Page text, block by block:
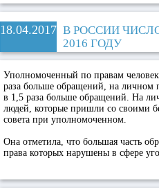
18.04.2017 В РОССИИ
2016 ГОДУ
Уполномоченный по правам
раза больше обращений, на личном
в 1,5 раза больше обращений. На
людей, которые пришли со своими
совета при уполномоченном.
Она отметила, что большая часть
права которых нарушены в сфере